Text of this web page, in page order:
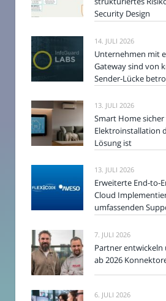
Security Design
14. JULI 2026
Unternehmen mit
Gateway sind von
Sender-Lücke
13. JULI 2026
Smart Home
Elektroinstallation
Lösung ist
13. JULI 2026
Erweiterte End-to-
Cloud
umfassenden
7. JULI 2026
Partner
ab 2026
6. JULI 2026